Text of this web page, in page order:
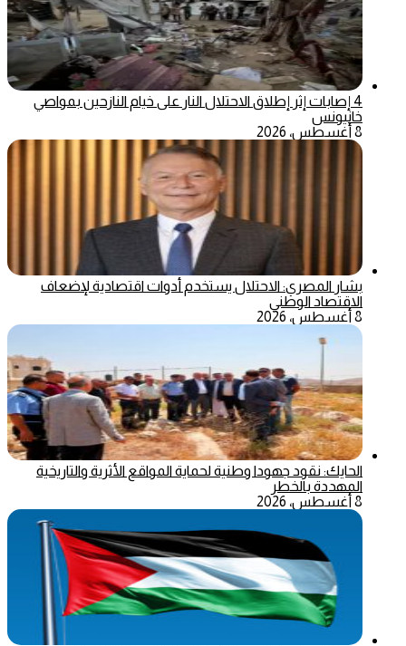
4 إصابات إثر إطلاق الاحتلال النار على خيام النازحين بمواصي
خانيونس
8 أغسطس، 2026
بشار المصري: الاحتلال يستخدم أدوات اقتصادية لإضعاف
الاقتصاد الوطني
8 أغسطس، 2026
الحايك: نقود جهودا وطنية لحماية المواقع الأثرية والتاريخية
المهددة بالخطر
8 أغسطس، 2026